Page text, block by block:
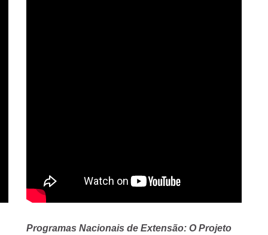
Programas Nacionais de Extensão: O Projeto